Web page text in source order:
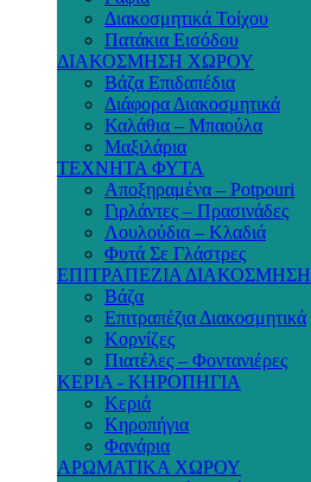
Διακοσμητικά Τοίχου
Πατάκια Εισόδου
ΔΙΑΚΟΣΜΗΣΗ ΧΩΡΟΥ
Βάζα Επιδαπέδια
Διάφορα Διακοσμητικά
Καλάθια – Μπαούλα
Μαξιλάρια
ΤΕΧΝΗΤΑ ΦΥΤΑ
Αποξηραμένα – Potpouri
Γιρλάντες – Πρασινάδες
Λουλούδια – Κλαδιά
Φυτά Σε Γλάστρες
ΕΠΙΤΡΑΠΕΖΙΑ ΔΙΑΚΟΣΜΗΣΗ
Βάζα
Επιτραπέζια Διακοσμητικά
Κορνίζες
Πιατέλες – Φοντανιέρες
ΚΕΡΙΑ - ΚΗΡΟΠΗΓΙΑ
Κεριά
Κηροπήγια
Φανάρια
ΑΡΩΜΑΤΙΚΑ ΧΩΡΟΥ